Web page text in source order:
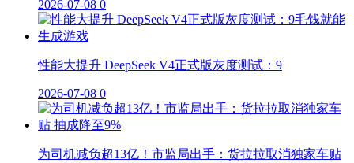
2026-07-08 0
性能大提升 DeepSeek V4正式版灰度测试：9
2026-07-08 0
为司机减负超13亿！市监局出手：货拉拉取消独家车贴